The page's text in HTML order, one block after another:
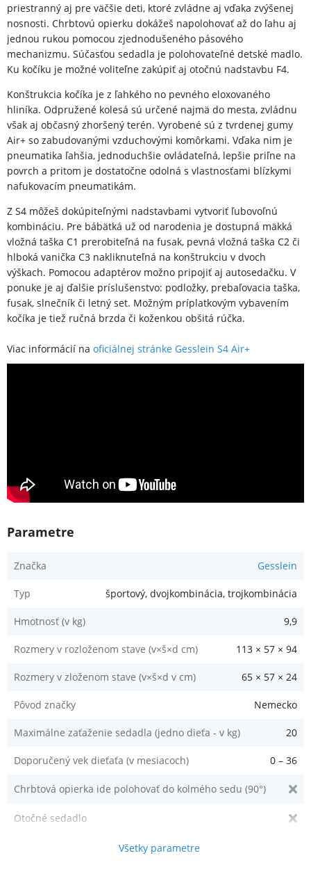
priestranný aj pre väčšie deti, ktoré zvládne aj vďaka zvýšenej
nosnosti. Chrbtovú opierku dokážeš napolohovať až do ľahu aj
jednou rukou pomocou zjednodušeného pásového
mechanizmu. Súčasťou sedadla je polohovateľné detské madlo.
Ku kočíku je možné voliteľne zakúpiť aj otočnú nadstavbu F4.
Konštrukcia kočíka je z ľahkého no pevného eloxovaného
hliníka. Odpružené kolesá sú určené najmä do mesta, zvládnu
však aj občasný zhoršený terén. Vyrobené sú z tvrdenej gumy
Air+ so zabudovanými vzduchovými komôrkami. Vďaka nim je
pneumatika ľahšia, jednoduchšie ovládateľná, lepšie priľne na
povrch a pritom je dostatočne odolná s vlastnosťami blízkymi
nafukovacím pneumatikám.
Z S4 môžeš dokúpiteľnými nadstavbami vytvoriť ľubovoľnú
kombináciu. Pre bábätká už od narodenia je dostupná mäkká
vložná taška C1 prerobiteľná na fusak, pevná vložná taška C2 či
hlboká vanička C3 nakliknuteľná na konštrukciu v dvoch
výškach. Pomocou adaptérov možno pripojiť aj autosedačku. V
ponuke je aj ďalšie príslušenstvo: podložky, prebaľovacia taška,
fusak, slnečník či letný set. Možným príplatkovým vybavením
kočíka je tiež ručná brzda či koženkou obšitá rúčka.
Viac informácií na oficiálnej stránke Gesslein S4 Air+
Parametre
Značka Gesslein
Typ športový, dvojkombinácia, trojkombinácia
Hmotnosť (v kg) 9,9
Rozmery v rozloženom stave (v×š×d cm) 113 × 57 × 94
Rozmery v zloženom stave (v×š×d v cm) 65 × 57 × 24
Pôvod značky Nemecko
Maximálne zaťaženie sedadla (jedno dieťa - v kg) 20
Doporučený vek dieťaťa (v mesiacoch) 0 – 36
Chrbtová opierka ide polohovať do kolmého sedu (90°)
Otočné sedadlo
Všetky parametre